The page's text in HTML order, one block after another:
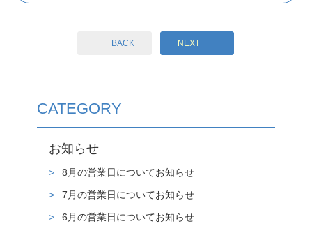
BACK NEXT
CATEGORY
お知らせ
8月の営業日についてお知らせ
7月の営業日についてお知らせ
6月の営業日についてお知らせ